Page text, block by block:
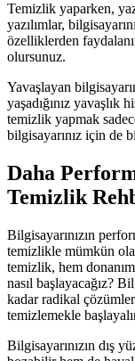
Temizlik yaparken,
yazılımlar,
özelliklerden
olursunuz.
Yavaşlayan
yaşadığınız yavaşlık
temizlik yapmak
bilgisayarınız için de
Daha
Temizlik
Bilgisayarınızın
temizlikle mümkün
temizlik, hem
nasıl başlayacağız?
kadar radikal
temizlemekle
Bilgisayarınızın dış